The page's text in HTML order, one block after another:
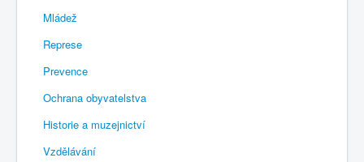
Mládež
Represe
Prevence
Ochrana obyvatelstva
Historie a muzejnictví
Vzdělávání